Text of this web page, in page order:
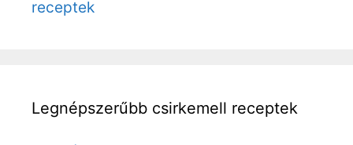
receptek
Legnépszerűbb csirkemell receptek